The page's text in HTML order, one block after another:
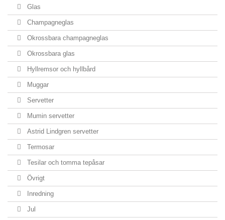
Glas
Champagneglas
Okrossbara champagneglas
Okrossbara glas
Hyllremsor och hyllbård
Muggar
Servetter
Mumin servetter
Astrid Lindgren servetter
Termosar
Tesilar och tomma tepåsar
Övrigt
Inredning
Jul